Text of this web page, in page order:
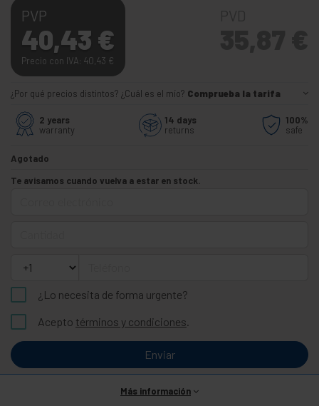
PVP
40,43 €
Precio con IVA: 40,43 €
¿Por qué precios distintos? ¿Cuál es el mío? Comprueba la tarifa
2 years
warranty
14 days
returns
100%
safe
Agotado
Te avisamos cuando vuelva a estar en stock.
¿Lo necesita de forma urgente?
Acepto términos y condiciones.
Enviar
Más información